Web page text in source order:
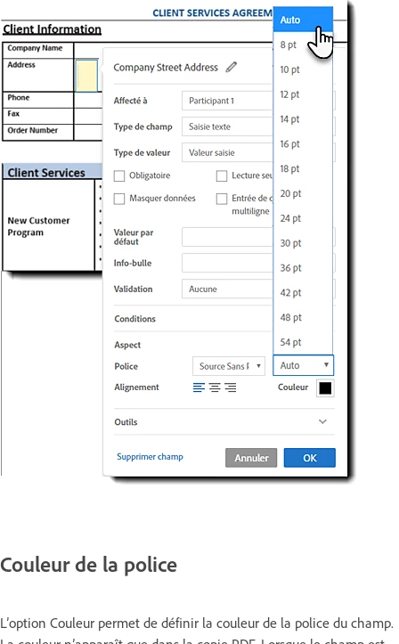
Couleur de la police
L’option Couleur permet de définir la couleur de la police du champ.